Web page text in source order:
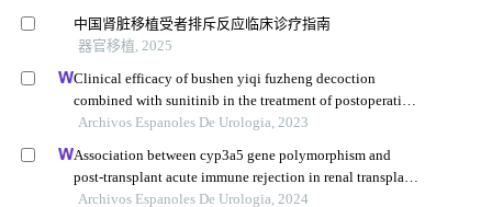
中国肾脏移植受者排斥反应临床诊疗指南
器官移植, 2025
Clinical efficacy of bushen yiqi fuzheng decoction
combined with sunitinib in the treatment of postoperative
patients with renal cell carcinoma and its influence on
Archivos Espanoles De Urologia, 2023
Association between cyp3a5 gene polymorphism and
post-transplant acute immune rejection in renal transplant
recipients receiving tacrolimus therapy: a correlation
Archivos Espanoles De Urologia, 2024